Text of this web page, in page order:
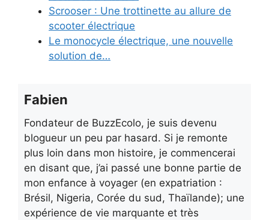
Scrooser : Une trottinette au allure de
scooter électrique
Le monocycle électrique, une nouvelle
solution de…
Fabien
Fondateur de BuzzEcolo, je suis devenu
blogueur un peu par hasard. Si je remonte
plus loin dans mon histoire, je commencerai
en disant que, j’ai passé une bonne partie de
mon enfance à voyager (en expatriation :
Brésil, Nigeria, Corée du sud, Thaïlande); une
expérience de vie marquante et très